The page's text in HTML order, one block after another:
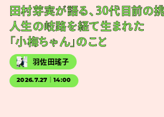
田村芽実が語る、30代目前の挑
人生の岐路を経て生まれた
「小梅ちゃん」のこと
羽佐田瑤子
2026.7.27｜14:00